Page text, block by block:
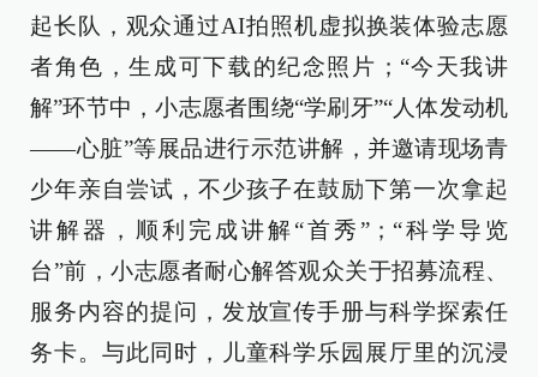
起长队，观众通过AI拍照机虚拟换装体验志愿
者角色，生成可下载的纪念照片；“今天我讲
解”环节中，小志愿者围绕“学刷牙”“人体发动机
——心脏”等展品进行示范讲解，并邀请现场青
少年亲自尝试，不少孩子在鼓励下第一次拿起
讲解器，顺利完成讲解“首秀”；“科学导览
台”前，小志愿者耐心解答观众关于招募流程、
服务内容的提问，发放宣传手册与科学探索任
务卡。与此同时，儿童科学乐园展厅里的沉浸